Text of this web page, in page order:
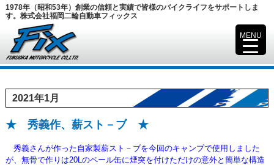
1978年（昭和53年）創業の信頼と実績で皆様のバイクライフをサポートしま
す。株式会社福岡二輪自動車フィックス
2021年1月
★ 秀義作、薪スト－ブ ★
秀義さんが作った自家製薪スト－ブを今回のキャンプで使用しました
が、 無骨で作りは20Lのペール缶に煙突を付けただけの意外と簡単な構造
MENU
▼